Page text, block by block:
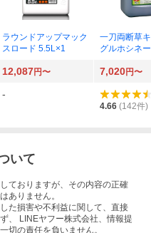
ラウンドアップマック
スロード 5.5L×1
一刀両断草
グルホシネ
12,087円〜 7,020円〜
-
4.66 (142件)
いて
ておりますが、その内容の正確
ありません。
た損害や不利益に関して、直接
、 LINEヤフー株式会社、情報提
切の責任を負いません。